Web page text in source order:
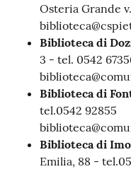
Osteria Grande
Biblioteca di
3 - tel. 0542
Biblioteca di
tel.0542 92855
Biblioteca di
Emilia, 88 -